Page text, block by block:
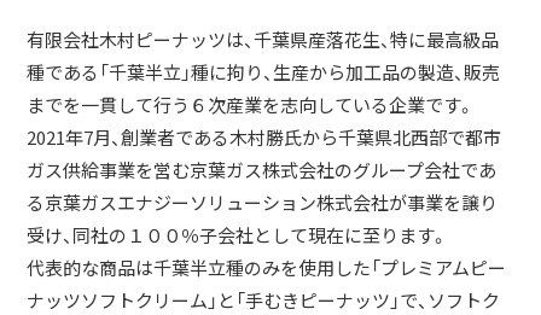
有限会社木村ピーナッツは、千葉県産落花生、特に最高級品
種である「千葉半立」種に拘り、生産から加工品の製造、販売
までを一貫して行う６次産業を志向している企業です。
2021年7月、創業者である木村勝氏から千葉県北西部で都市
ガス供給事業を営む京葉ガス株式会社のグループ会社であ
る京葉ガスエナジーソリューション株式会社が事業を譲り
受け、同社の１００％子会社として現在に至ります。
代表的な商品は千葉半立種のみを使用した「プレミアムピー
ナッツソフトクリーム」と「手むきピーナッツ」で、ソフトク